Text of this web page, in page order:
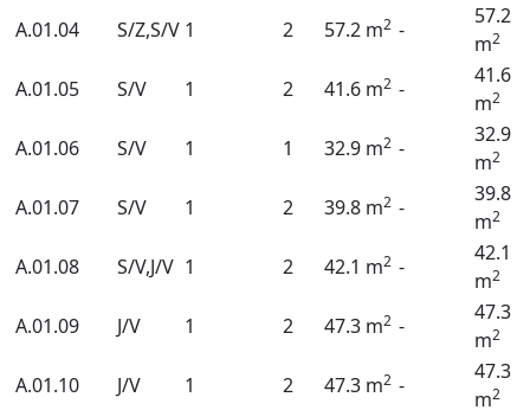
A.01.04 S/Z,S/V 1 2 57.2 m2 -
57.2
m2
A.01.05 S/V 1 2 41.6 m2 -
41.6
m2
A.01.06 S/V 1 1 32.9 m2 -
32.9
m2
A.01.07 S/V 1 2 39.8 m2 -
39.8
m2
A.01.08 S/V,J/V 1 2 42.1 m2 -
42.1
m2
A.01.09 J/V 1 2 47.3 m2 -
47.3
m2
A.01.10 J/V 1 2 47.3 m2 -
47.3
m2